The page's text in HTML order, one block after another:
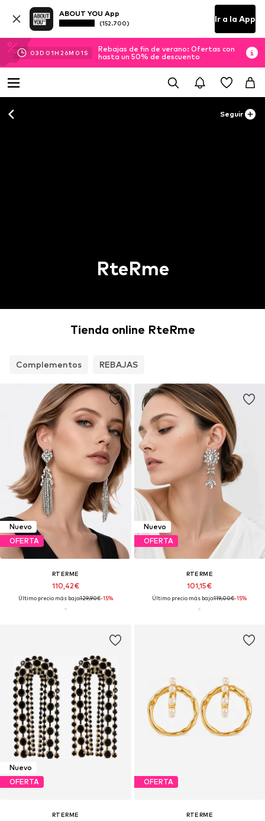
ABOUT YOU App
(152.700) Ir a la App
03D 01H 25M 59 S
Rebajas de fin de verano: Ofertas con
hasta un 50% de descuento
Seguir
RteRme
Tienda online RteRme
Complementos REBAJAS
Nuevo
OFERTA
RTERME
110,42€
Último precio más bajo:129,90€-15%
Nuevo
OFERTA
RTERME
101,15€
Último precio más bajo:119,00€-15%
Nuevo
OFERTA
RTERME
OFERTA
RTERME